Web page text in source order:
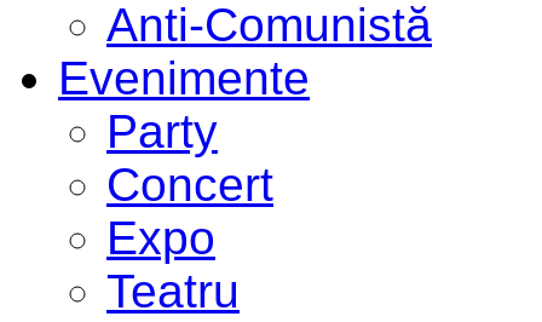
Anti-Comunistă
Evenimente
Party
Concert
Expo
Teatru